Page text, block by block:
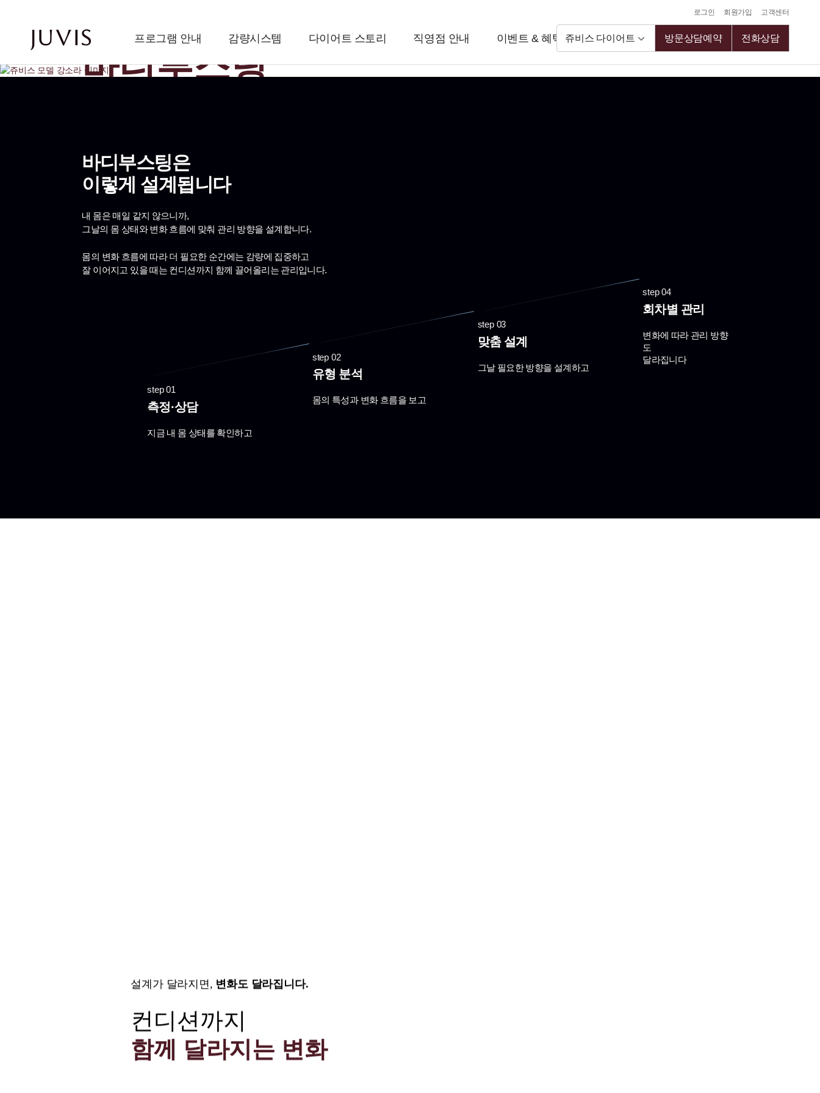
프로그램 안내 감량시스템 다이어트 스토리 직영점 안내 이벤트 & 혜택
로그인 회원가입 고객센터
쥬비스 다이어트 방문상담예약 전화상담
매일 다른 몸, 매일 바른 정답
바디부스팅
바디부스팅은
이렇게 설계됩니다
내 몸은 매일 같지 않으니까,
그날의 몸 상태와 변화 흐름에 맞춰 관리 방향을 설계합니다.
몸의 변화 흐름에 따라 더 필요한 순간에는 감량에 집중하고
잘 이어지고 있을 때는 컨디션까지 함께 끌어올리는 관리입니다.
step 01
측정·상담
지금 내 몸 상태를 확인하고
step 02
유형 분석
몸의 특성과 변화 흐름을 보고
step 03
맞춤 설계
그날 필요한 방향을 설계하고
step 04
회차별 관리
변화에 따라 관리 방향
도
달라집니다
설계가 달라지면, 변화도 달라집니다.
컨디션까지
함께 달라지는 변화